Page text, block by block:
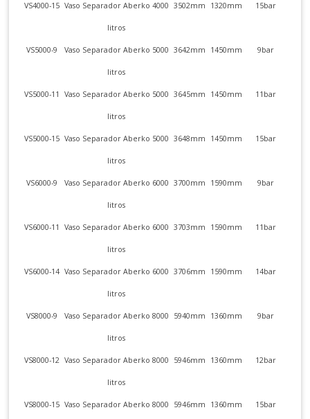
VS4000-15 Vaso Separador Aberko 4000
litros
3502mm 1320mm 15bar
VS5000-9 Vaso Separador Aberko 5000
litros
3642mm 1450mm 9bar
VS5000-11 Vaso Separador Aberko 5000
litros
3645mm 1450mm 11bar
VS5000-15 Vaso Separador Aberko 5000
litros
3648mm 1450mm 15bar
VS6000-9 Vaso Separador Aberko 6000
litros
3700mm 1590mm 9bar
VS6000-11 Vaso Separador Aberko 6000
litros
3703mm 1590mm 11bar
VS6000-14 Vaso Separador Aberko 6000
litros
3706mm 1590mm 14bar
VS8000-9 Vaso Separador Aberko 8000
litros
5940mm 1360mm 9bar
VS8000-12 Vaso Separador Aberko 8000
litros
5946mm 1360mm 12bar
VS8000-15 Vaso Separador Aberko 8000 5946mm 1360mm 15bar